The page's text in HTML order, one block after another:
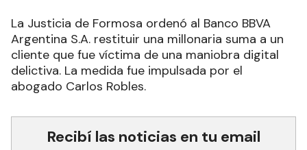
La Justicia de Formosa ordenó al Banco BBVA
Argentina S.A. restituir una millonaria suma a un
cliente que fue víctima de una maniobra digital
delictiva. La medida fue impulsada por el
abogado Carlos Robles.
Recibí las noticias en tu email